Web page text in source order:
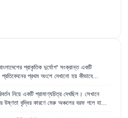
প্রাকৃতিক দুর্যোগ' সংক্রান্ত একটি
প্রতিবেদনের প্রথম অংশে দেখানো হয় কীভাবে
উপকূলীয় অঞ্চলে প্রাকৃতিক দুর্যোগ কীভাবে
ক্ষতিগ্রস্ত করছে। এ অঞ্চলকে অবস্থানগত কারণে
নিয়ে একটি প্রামাণ্যচিত্র দেখছিল । সেখানে
উষ্ণতা বৃদ্ধির কারণে মেরু অঞ্চলের বরফ গলে যাচ্ছে